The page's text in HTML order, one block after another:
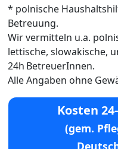
* polnische
Betreuung.
Wir vermitteln u.a.
lettische, slowakische,
24h BetreuerInnen.
Alle Angaben ohne
Kosten
(gem.